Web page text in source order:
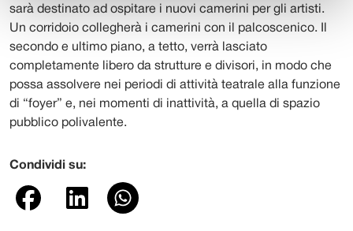
sarà destinato ad ospitare i nuovi camerini per gli artisti.
Un corridoio collegherà i camerini con il palcoscenico. Il
secondo e ultimo piano, a tetto, verrà lasciato
completamente libero da strutture e divisori, in modo che
possa assolvere nei periodi di attività teatrale alla funzione
di “foyer” e, nei momenti di inattività, a quella di spazio
pubblico polivalente.
Condividi su: